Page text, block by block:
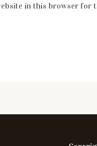
in this browser for